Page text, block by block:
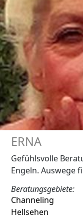
ERNA
Gefühlsvolle
Engeln. Auswege
Beratungsgebiete:
Channeling
Hellsehen